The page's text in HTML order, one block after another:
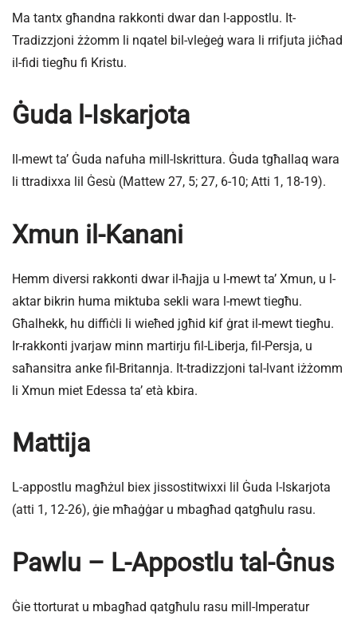
Ma tantx għandna rakkonti dwar dan l-appostlu. It-
Tradizzjoni żżomm li nqatel bil-vleġeġ wara li rrifjuta jiċħad
il-fidi tiegħu fi Kristu.
Ġuda l-Iskarjota
Il-mewt ta’ Ġuda nafuha mill-Iskrittura. Ġuda tgħallaq wara
li ttradixxa lil Ġesù (Mattew 27, 5; 27, 6-10; Atti 1, 18-19).
Xmun il-Kanani
Hemm diversi rakkonti dwar il-ħajja u l-mewt ta’ Xmun, u l-
aktar bikrin huma miktuba sekli wara l-mewt tiegħu.
Għalhekk, hu diffiċli li wieħed jgħid kif ġrat il-mewt tiegħu.
Ir-rakkonti jvarjaw minn martirju fil-Liberja, fil-Persja, u
saħansitra anke fil-Britannja. It-tradizzjoni tal-lvant iżżomm
li Xmun miet Edessa ta’ età kbira.
Mattija
L-appostlu magħżul biex jissostitwixxi lil Ġuda l-Iskarjota
(atti 1, 12-26), ġie mħaġġar u mbagħad qatgħulu rasu.
Pawlu – L-Appostlu tal-Ġnus
Ġie ttorturat u mbagħad qatgħulu rasu mill-Imperatur